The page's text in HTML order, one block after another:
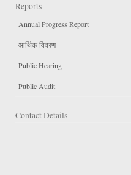
Reports
Annual Progress Report
आर्थिक विवरण
Public Hearing
Public Audit
Contact Details